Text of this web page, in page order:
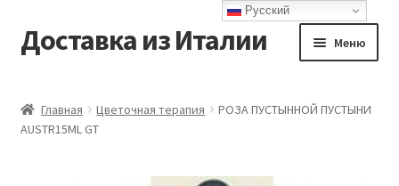
Перейти
к
Перейти
к
Доставка из Италии Меню
Доставка
Главная Цветочная терапия
РОЗА ПУСТЫННОЙ ПУСТЫНИ
AUSTR15ML GT
Русский